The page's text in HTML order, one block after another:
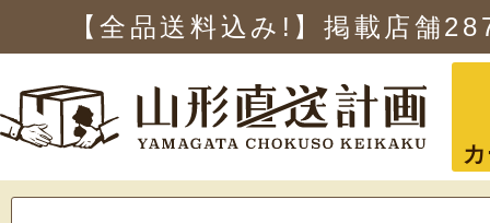
【全品送料込み!】掲載店舗